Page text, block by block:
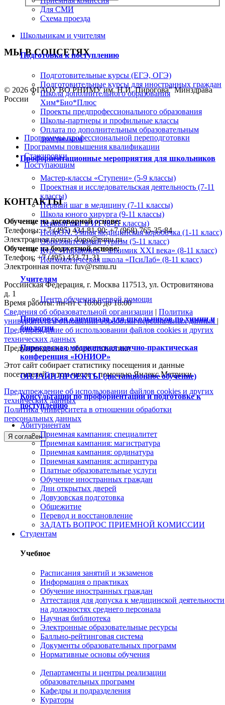
Для СМИ
Схема проезда
Школьникам и учителям
Подготовка к поступлению
Подготовительные курсы (ЕГЭ, ОГЭ)
Подготовительные курсы для иностранных граждан
Школа дополнительного образования
Хим*Био*Плюс
Проекты предпрофессионального образования
Школы-партнеры и профильные классы
Оплата по дополнительным образовательным
программам
Профориентационные мероприятия для школьников
Мастер-классы «Ступени» (5-9 классы)
Проектная и исследовательская деятельность (7-11
классы)
Первый шаг в медицину (7-11 классы)
Школа юного хирурга (9-11 классы)
Первый шаг в ИТ (8-11 классы)
НейрON. Умная медицинская коробочка (1-11 класс)
Образовательный туризм (5-11 класс)
Курс «Парфюмер – алхимик XXI века» (8-11 класс)
Психологическая школа «ПсиЛаб» (8-11 класс)
Учителям
Центр обучения первой помощи
Пироговская олимпиада для школьников по химии и
биологии
Пироговская медицинская научно-практическая
конференция «ЮНИОР»
ОНЛАЙН-ПРОЕКТЫ (дистанционное обучение)
Консультации по профориентации и подготовке к
поступлению
Абитуриентам
Приемная кампания: специалитет
Приемная кампания: магистратура
Приемная кампания: ординатура
Приемная кампания: аспирантура
Платные образовательные услуги
Обучение иностранных граждан
Дни открытых дверей
Довузовская подготовка
Общежитие
Перевод и восстановление
ЗАДАТЬ ВОПРОС ПРИЕМНОЙ КОМИССИИ
Студентам
Учебное
Расписания занятий и экзаменов
Информация о практиках
Обучение иностранных граждан
Аттестация для допуска к медицинской деятельности
на должностях среднего персонала
Научная библиотека
Электронные образовательные ресурсы
Балльно-рейтинговая система
Документы образовательных программ
Нормативные основы обучения
Департаменты и центры реализации
образовательных программ
Кафедры и подразделения
Кураторы
МЫ В СОЦСЕТЯХ
© 2026 ФГАОУ ВО РНИМУ им. Н.И. Пирогова" Минздрава
России
Программы профессиональной переподготовки
Программы повышения квалификации
Стажировки
Поступающим
КОНТАКТЫ
Обучение на договорной основе:
Телефоны: +7 (495) 434-81-90; +7 (968) 765-35-84
Электронная почта: dopo@rsmu.ru
Обучение на бюджетной основе:
Телефон: +7 (495) 433-71-31
Электронная почта: fuv@rsmu.ru
Российская Федерация, г. Москва 117513, ул. Островитянова
д. 1
Время работы: пн-пт с 10:00 до 18:00
Сведения об образовательной организации | Политика
университета в отношении обработки персональных данных |
Предупреждение об использовании файлов cookies и других
технических данных
Предупреждение о сборе статистики
Этот сайт собирает статистику посещения и данные
посетителей, в том числе с помощью Яндекс.Метрики.
Предупреждение об использовании файлов cookies и других
технических данных
Политика университета в отношении обработки
персональных данных
Я согласен